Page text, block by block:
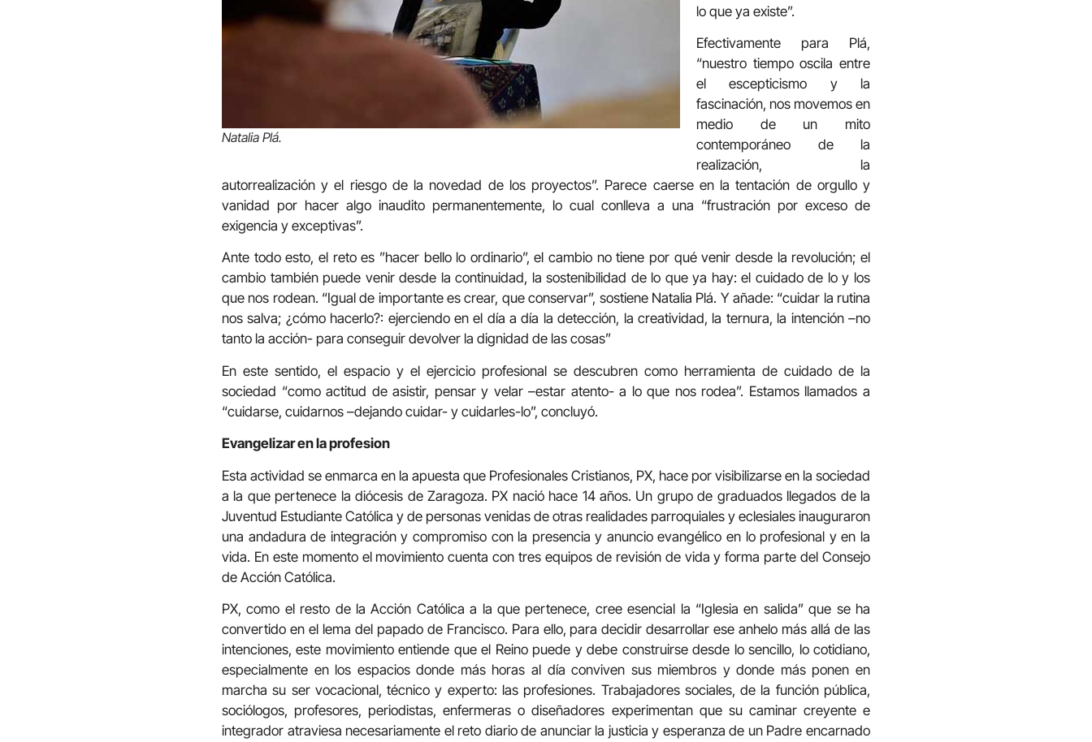
Natalia Plá.
lo que ya existe”.
Efectivamente para Plá,
“nuestro tiempo oscila entre
el escepticismo y la
fascinación, nos movemos en
medio de un mito
contemporáneo de la
realización, la
autorrealización y el riesgo de la novedad de los proyectos”. Parece caerse en la tentación de orgullo y
vanidad por hacer algo inaudito permanentemente, lo cual conlleva a una “frustración por exceso de
exigencia y exceptivas”.
Ante todo esto, el reto es ”hacer bello lo ordinario”, el cambio no tiene por qué venir desde la revolución; el
cambio también puede venir desde la continuidad, la sostenibilidad de lo que ya hay: el cuidado de lo y los
que nos rodean. “Igual de importante es crear, que conservar”, sostiene Natalia Plá. Y añade: “cuidar la rutina
nos salva; ¿cómo hacerlo?: ejerciendo en el día a día la detección, la creatividad, la ternura, la intención –no
tanto la acción- para conseguir devolver la dignidad de las cosas”
En este sentido, el espacio y el ejercicio profesional se descubren como herramienta de cuidado de la
sociedad “como actitud de asistir, pensar y velar –estar atento- a lo que nos rodea”. Estamos llamados a
“cuidarse, cuidarnos –dejando cuidar- y cuidarles-lo”, concluyó.
Evangelizar en la profesion
Esta actividad se enmarca en la apuesta que Profesionales Cristianos, PX, hace por visibilizarse en la sociedad
a la que pertenece la diócesis de Zaragoza. PX nació hace 14 años. Un grupo de graduados llegados de la
Juventud Estudiante Católica y de personas venidas de otras realidades parroquiales y eclesiales inauguraron
una andadura de integración y compromiso con la presencia y anuncio evangélico en lo profesional y en la
vida. En este momento el movimiento cuenta con tres equipos de revisión de vida y forma parte del Consejo
de Acción Católica.
PX, como el resto de la Acción Católica a la que pertenece, cree esencial la “Iglesia en salida” que se ha
convertido en el lema del papado de Francisco. Para ello, para decidir desarrollar ese anhelo más allá de las
intenciones, este movimiento entiende que el Reino puede y debe construirse desde lo sencillo, lo cotidiano,
especialmente en los espacios donde más horas al día conviven sus miembros y donde más ponen en
marcha su ser vocacional, técnico y experto: las profesiones. Trabajadores sociales, de la función pública,
sociólogos, profesores, periodistas, enfermeras o diseñadores experimentan que su caminar creyente e
integrador atraviesa necesariamente el reto diario de anunciar la justicia y esperanza de un Padre encarnado